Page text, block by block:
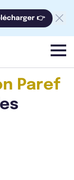
👉
menu
Paref